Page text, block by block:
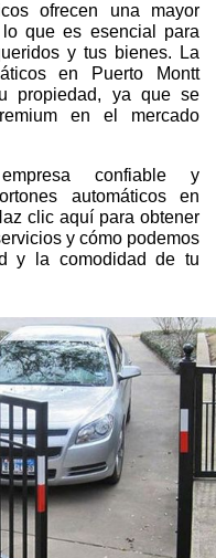
ofrecen una mayor
que es esencial para
y tus bienes. La
en Puerto Montt
propiedad, ya que se
en el mercado
confiable y
automáticos en
clic aquí para obtener
y cómo podemos
y la comodidad de tu